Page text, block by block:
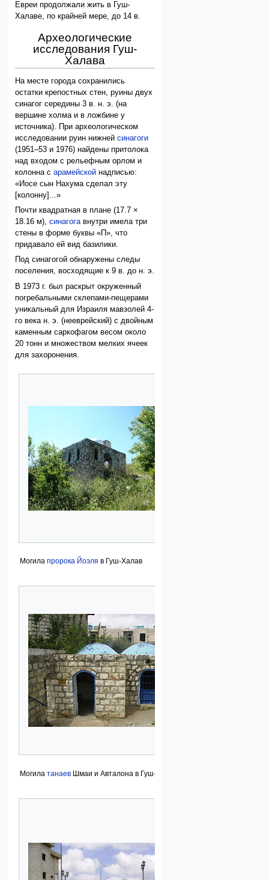
Евреи продолжали жить в Гуш-
Халаве, по крайней мере, до 14 в.
Археологические
исследования Гуш-
Халава
На месте города сохранились
остатки крепостных стен, руины двух
синагог середины 3 в. н. э. (на
вершине холма и в ложбине у
источника). При археологическом
исследовании руин нижнейсинагоги
(1951–53 и 1976) найдены притолока
над входом с рельефным орлом и
колонна сарамейской надписью:
«Иосе сын Нахума сделал эту
[колонну]...»
Почти квадратная в плане (17.7 ×
18.16 м),синагогавнутри имела три
стены в форме буквы «П», что
придавало ей вид базилики.
Под синагогой обнаружены следы
поселения, восходящие к 9 в. до н. э.
В 1973 г. был раскрыт окруженный
погребальными склепами-пещерами
уникальный для Израиля мавзолей 4-
го века н. э. (нееврейский) с двойным
каменным саркофагом весом около
20 тонн и множеством мелких ячеек
для захоронения.
Могилапророка Йоэля в Гуш-Халав
Могилатанаев Шмаи и Авталона в Гуш-Халав